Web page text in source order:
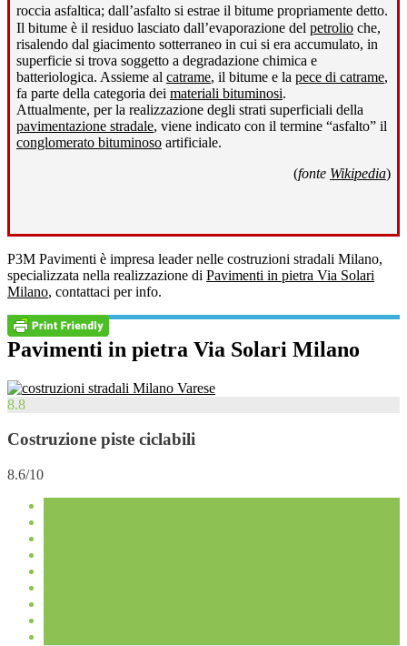
roccia asfaltica; dall’asfalto si estrae il bitume propriamente detto.
Il bitume è il residuo lasciato dall’evaporazione del petrolio che,
risalendo dal giacimento sotterraneo in cui si era accumulato, in
superficie si trova soggetto a degradazione chimica e
batteriologica. Assieme al catrame, il bitume e la pece di catrame,
fa parte della categoria dei materiali bituminosi.
Attualmente, per la realizzazione degli strati superficiali della
pavimentazione stradale, viene indicato con il termine “asfalto” il
conglomerato bituminoso artificiale.
(fonte Wikipedia)
P3M Pavimenti è impresa leader nelle costruzioni stradali Milano,
specializzata nella realizzazione di Pavimenti in pietra Via Solari
Milano, contattaci per info.
Pavimenti in pietra Via Solari Milano
8.8
Costruzione piste ciclabili
8.6/10